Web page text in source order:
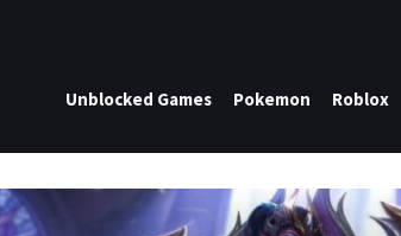
Unblocked Games Pokemon Roblox